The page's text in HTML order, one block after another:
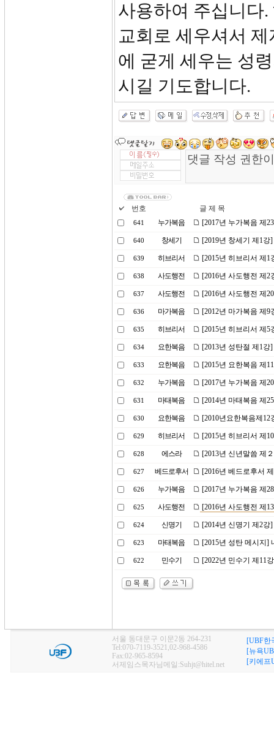
사용하여 주십니다
교회로 세우셔서
에 굳게 세우는 성
시길 기도합니다.
번호 글 제 목
641 누가복음 [2017년 누가복음 제
640 창세기 [2019년 창세기 제1
639 히브리서 [2015년 히브리서 제
638 사도행전 [2016년 사도행전 제
637 사도행전 [2016년 사도행전 제
636 마가복음 [2012년 마가복음 제
635 히브리서 [2015년 히브리서 제
634 요한복음 [2013년 성탄절 제1
633 요한복음 [2015년 요한복음 제
632 누가복음 [2017년 누가복음 제
631 마태복음 [2014년 마태복음 제
630 요한복음 [2010년요한복음제12
629 히브리서 [2015년 히브리서 제
628 에스라 [2013년 신년말씀 제
627 베드로후서 [2016년 베드로후서
626 누가복음 [2017년 누가복음 제
625 사도행전 [2016년 사도행전 제
624 신명기 [2014년 신명기 제2
623 마태복음 [2015년 성탄 메시지]
622 민수기 [2022년 민수기 제11
서울 동대문구 이문2동 264-231
Tel:070-7119-3521,02-968-4586
Fax:02-965-8594
서제임스목자님메일:Suhjt@hitel.net
[UBF한
[뉴욕
[키에프